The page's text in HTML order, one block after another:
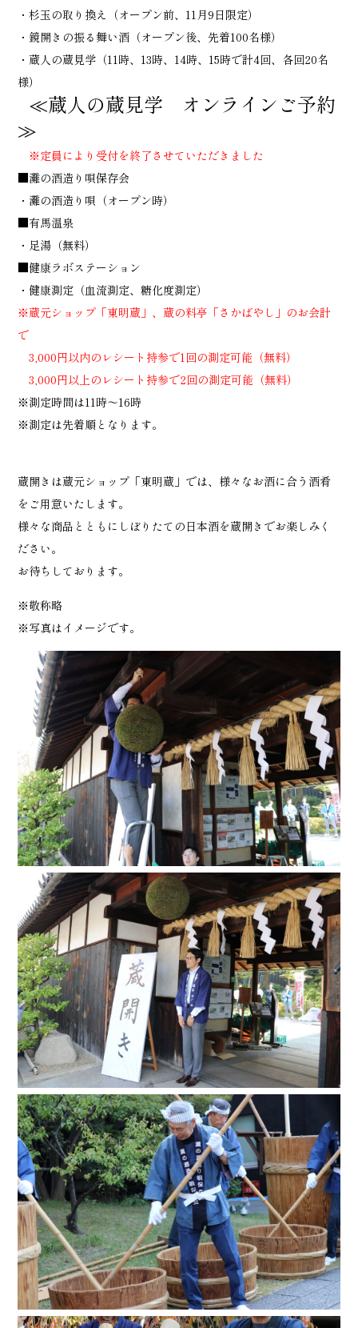
・杉玉の取り換え（オープン前、11月9日限定）
・鏡開きの振る舞い酒（オープン後、先着100名様）
・蔵人の蔵見学（11時、13時、14時、15時で計4回、各回20名
様）
≪蔵人の蔵見学 オンラインご予約
≫
※定員により受付を終了させていただきました
■灘の酒造り唄保存会
・灘の酒造り唄（オープン時）
■有馬温泉
・足湯（無料）
■健康ラボステーション
・健康測定（血流測定、糖化度測定）
※蔵元ショップ「東明蔵」、蔵の料亭「さかばやし」のお会計
で
3,000円以内のレシート持参で1回の測定可能（無料）
3,000円以上のレシート持参で2回の測定可能（無料）
※測定時間は11時～16時
※測定は先着順となります。
蔵開きは蔵元ショップ「東明蔵」では、様々なお酒に合う酒肴
をご用意いたします。
様々な商品とともにしぼりたての日本酒を蔵開きでお楽しみく
ださい。
お待ちしております。
※敬称略
※写真はイメージです。